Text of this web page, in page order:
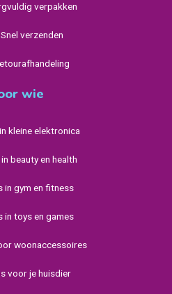
verpakken
verzenden
wie
kleine elektronica
beauty en health
in gym en fitness
in toys en games
woonaccessoires
voor je huisdier